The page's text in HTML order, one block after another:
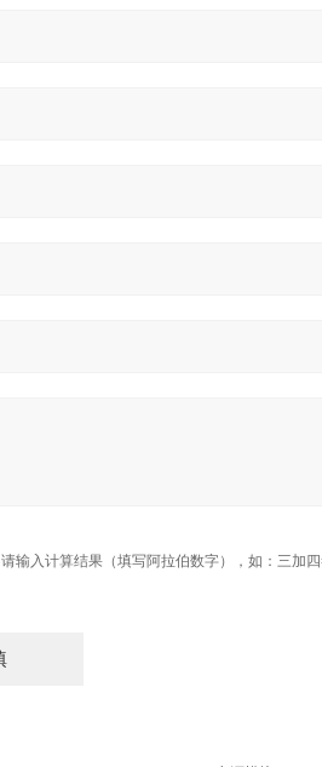
请输入计算结果（填写阿拉伯数字），如：三加